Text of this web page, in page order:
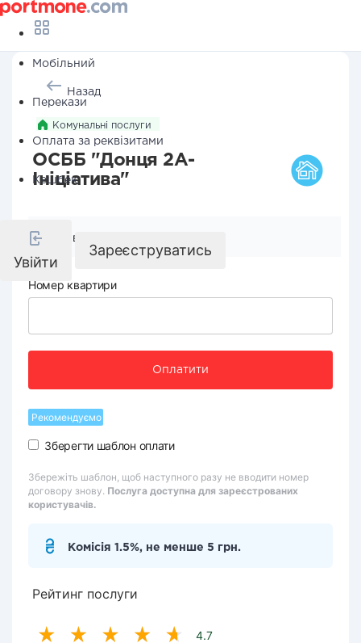
Мобільний
Перекази
Оплата за реквізитами
Кешбек
Увійти
Зареєструватись
Назад
Комунальні послуги
ОСББ "Донця 2А-
Ініціатива"
Реквізити компанії
Номер квартири
Оплатити
Рекомендуємо
Зберегти шаблон оплати
Збережіть шаблон, щоб наступного разу не вводити номер
договору знову. Послуга доступна для зареєстрованих
користувачів.
Комісія 1.5%, не менше 5 грн.
Рейтинг послуги
4.7